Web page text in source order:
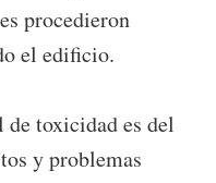
procedieron
el edificio.
toxicidad es del
y problemas